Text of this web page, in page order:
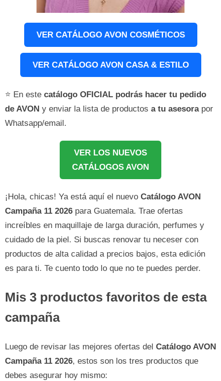
VER CATÁLOGO AVON COSMÉTICOS
VER CATÁLOGO AVON CASA & ESTILO
⭐ En este catálogo OFICIAL podrás hacer tu pedido
de AVON y enviar la lista de productos a tu asesora por
Whatsapp/email.
VER LOS NUEVOS
CATÁLOGOS AVON
¡Hola, chicas! Ya está aquí el nuevo Catálogo AVON
Campaña 11 2026 para Guatemala. Trae ofertas
increíbles en maquillaje de larga duración, perfumes y
cuidado de la piel. Si buscas renovar tu neceser con
productos de alta calidad a precios bajos, esta edición
es para ti. Te cuento todo lo que no te puedes perder.
Mis 3 productos favoritos de esta
campaña
Luego de revisar las mejores ofertas del Catálogo AVON
Campaña 11 2026, estos son los tres productos que
debes asegurar hoy mismo: